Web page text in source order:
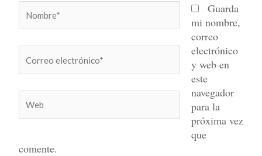
electrónico*
Guarda
mi nombre,
correo
electrónico
y web en
este
navegador
para la
próxima vez
que
comente.